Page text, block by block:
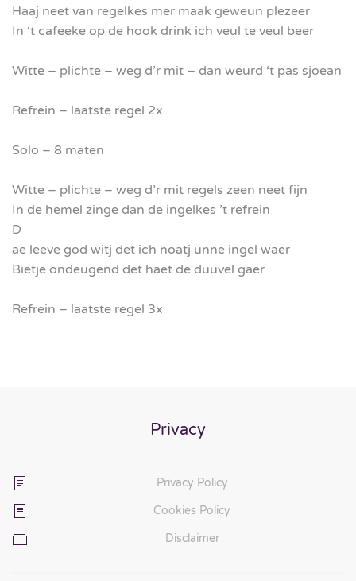
Haaj neet van regelkes mer maak geweun plezeer
In ‘t cafeeke op de hook drink ich veul te veul beer
Witte – plichte – weg d’r mit – dan weurd ‘t pas sjoean
Refrein – laatste regel 2x
Solo – 8 maten
Witte – plichte – weg d’r mit regels zeen neet fijn
In de hemel zinge dan de ingelkes ’t refrein
D
ae leeve god witj det ich noatj unne ingel waer
Bietje ondeugend det haet de duuvel gaer
Refrein – laatste regel 3x
Privacy
Privacy Policy
Cookies Policy
Disclaimer